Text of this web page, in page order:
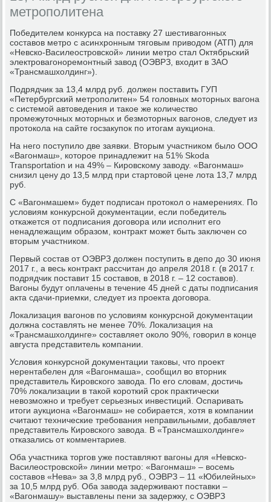
метрополитена
Победителем конкурса на поставку 27 шестивагонных
составов метро с асинхронным тяговым приводом (АТП) для
«Невско-Василеостровской» линии метро стал Октябрьский
электровагоноремонтный завод (ОЭВРЗ, входит в ЗАО
«Трансмашхолдинг»).
Подрядчик за 13,4 млрд руб. должен поставить ГУП
«Петербургский метрополитен» 54 головных моторных вагона
с системой автоведения и такое же количество
промежуточных моторных и безмоторных вагонов, следует из
протокола на сайте госзакупок по итогам аукциона.
На него поступило две заявки. Вторым участником было ООО
«Вагонмаш», которое принадлежит на 51% Skoda
Transportation и на 49% – Кировскому заводу. «Вагонмаш»
снизил цену до 13,5 млрд при стартовой цене лота 13,7 млрд
руб.
С «Вагонмашем» будет подписан протокол о намерениях. По
условиям конкурсной документации, если победитель
откажется от подписания договора или исполнит его
ненадлежащим образом, контракт может быть заключен со
вторым участником.
Первый состав от ОЭВРЗ должен поступить в депо до 30 июня
2017 г., а весь контракт рассчитан до апреля 2018 г. (в 2017 г.
подрядчик поставит 15 составов, в 2018 г. – 12 составов).
Вагоны будут оплачены в течение 45 дней с даты подписания
акта сдачи-приемки, следует из проекта договора.
Локализация вагонов по условиям конкурсной документации
должна составлять не менее 70%. Локализация на
«Трансмашхолдинге» составляет около 90%, говорил в конце
августа представитель компании.
Условия конкурсной документации таковы, что проект
нерентабелен для «Вагонмаша», сообщил во вторник
представитель Кировского завода. По его словам, достичь
70% локализации в такой короткий срок практически
невозможно и требует серьезных инвестиций. Оспаривать
итоги аукциона «Вагонмаш» не собирается, хотя в компании
считают технические требования неправильными, добавляет
представитель Кировского завода. В «Трансмашхолдинге»
отказались от комментариев.
Оба участника торгов уже поставляют вагоны для «Невско-
Василеостровской» линии метро: «Вагонмаш» – восемь
составов «Нева» за 3,8 млрд руб., ОЭВРЗ – 11 «Юбилейных»
за 10,5 млрд руб. Оба завода задерживают поставки –
«Вагонмашу» выставлены пени за задержку, с ОЭВРЗ